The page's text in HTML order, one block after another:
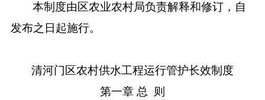
本制度由区农业农村局负责解释和修订，自
发布之日起施行。
清河门区农村供水工程运行管护长效制度
第一章 总 则